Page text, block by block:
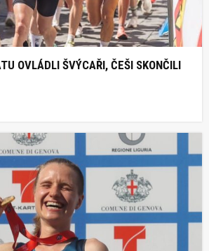
OVLÁDLI ŠVÝCAŘI, ČEŠI SKONČILI